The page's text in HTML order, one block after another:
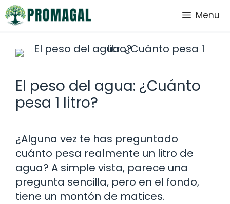
Saltar
al
Menu
El peso del agua: ¿Cuánto
pesa 1 litro?
¿Alguna vez te has preguntado
cuánto pesa realmente un litro de
agua? A simple vista, parece una
pregunta sencilla, pero en el fondo,
tiene un montón de matices.